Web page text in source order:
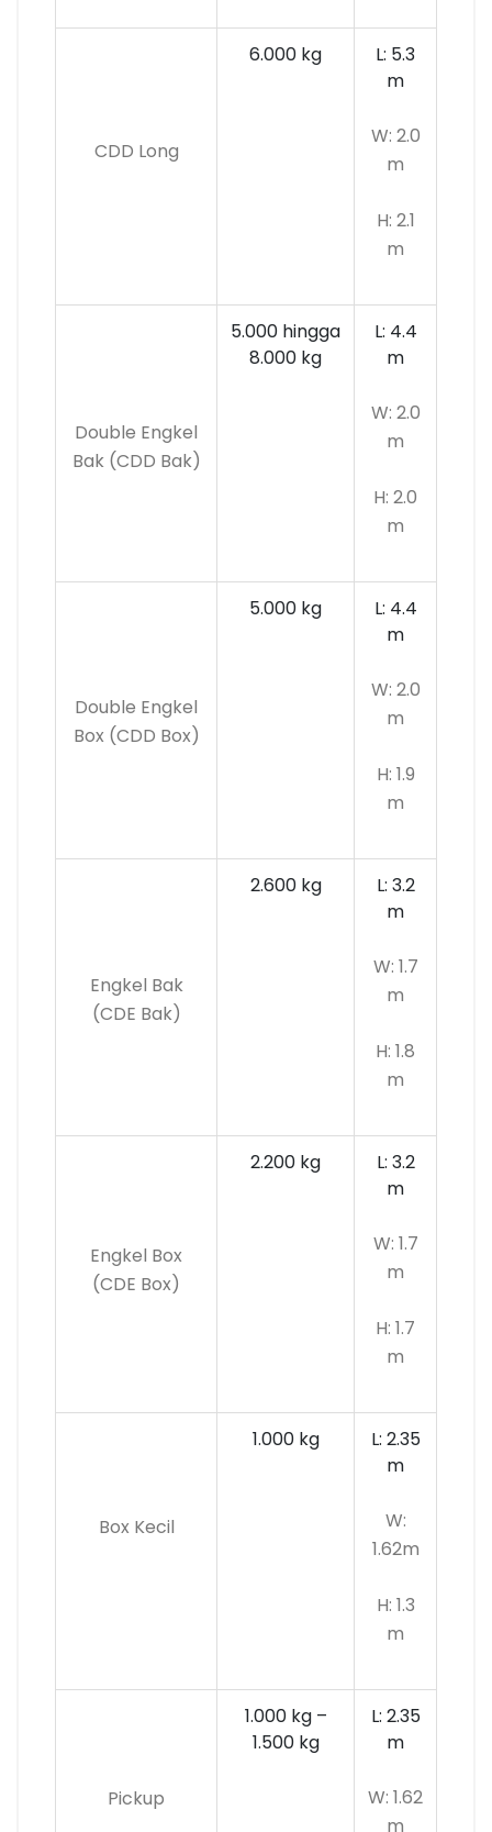
CDD Long
6.000 kg
L: 5.3
m
W: 2.0
m
H: 2.1
m
Double Engkel
Bak (CDD Bak)
5.000 hingga
8.000 kg
L: 4.4
m
W: 2.0
m
H: 2.0
m
Double Engkel
Box (CDD Box)
5.000 kg
L: 4.4
m
W: 2.0
m
H: 1.9
m
Engkel Bak
(CDE Bak)
2.600 kg
L: 3.2
m
W: 1.7
m
H: 1.8
m
Engkel Box
(CDE Box)
2.200 kg
L: 3.2
m
W: 1.7
m
H: 1.7
m
Box Kecil
1.000 kg
L: 2.35
m
W:
1.62m
H: 1.3
m
Pickup
1.000 kg –
1.500 kg
L: 2.35
m
W: 1.62
m